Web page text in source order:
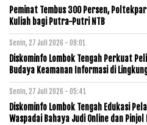
Peminat Tembus 300 Persen,
Kuliah bagi Putra-Putri NTB
Senin, 27 Juli 2026 - 09:01
Diskominfo Lombok Tengah Perkuat
Budaya Keamanan Informasi di
Senin, 27 Juli 2026 - 05:41
Diskominfo Lombok Tengah Edukasi
Waspadai Bahaya Judi Online dan Pinjol